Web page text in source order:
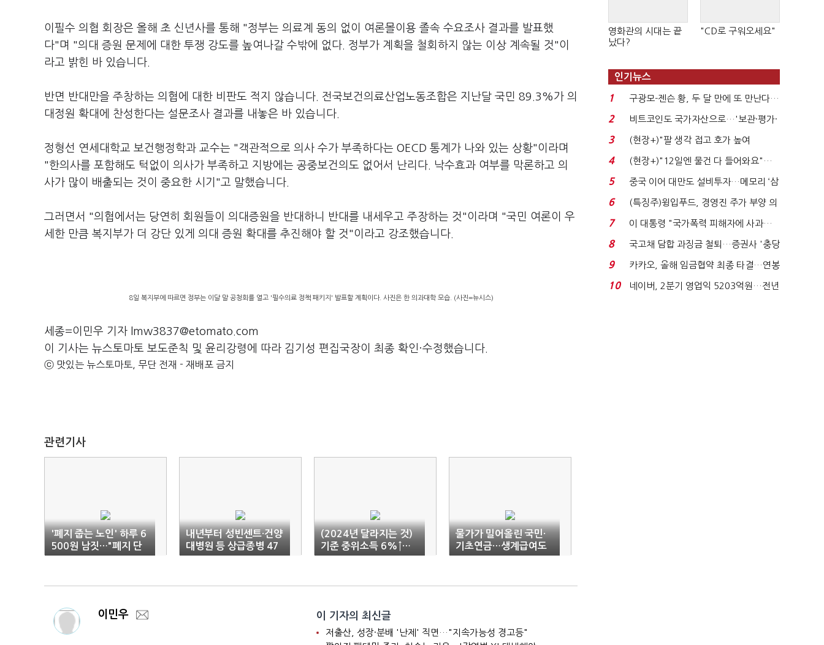
이필수 의협 회장은 올해 초 신년사를 통해 "정부는 의료계 동의 없이 여론몰이용 졸속 수요조사 결과를 발표했
다"며 "의대 증원 문제에 대한 투쟁 강도를 높여나갈 수밖에 없다. 정부가 계획을 철회하지 않는 이상 계속될 것"이
라고 밝힌 바 있습니다.
반면 반대만을 주창하는 의협에 대한 비판도 적지 않습니다. 전국보건의료산업노동조합은 지난달 국민 89.3%가 의
대정원 확대에 찬성한다는 설문조사 결과를 내놓은 바 있습니다.
정형선 연세대학교 보건행정학과 교수는 "객관적으로 의사 수가 부족하다는 OECD 통계가 나와 있는 상황"이라며
"한의사를 포함해도 턱없이 의사가 부족하고 지방에는 공중보건의도 없어서 난리다. 낙수효과 여부를 막론하고 의
사가 많이 배출되는 것이 중요한 시기"고 말했습니다.
그러면서 "의협에서는 당연히 회원들이 의대증원을 반대하니 반대를 내세우고 주장하는 것"이라며 "국민 여론이 우
세한 만큼 복지부가 더 강단 있게 의대 증원 확대를 추진해야 할 것"이라고 강조했습니다.
8일 복지부에 따르면 정부는 이달 말 공청회를 열고 '필수의료 정책 패키지' 발표할 계획이다. 사진은 한 의과대학 모습. (사진=뉴시스)
세종=이민우 기자 lmw3837@etomato.com
이 기사는 뉴스토마토 보도준칙 및 윤리강령에 따라 김기성 편집국장이 최종 확인·수정했습니다.
ⓒ 맛있는 뉴스토마토, 무단 전재 - 재배포 금지
관련기사
'폐지 줍는 노인' 하루 6
500원 남짓…"폐지 단
가 하락 우려해"
내년부터 성빈센트·건양
대병원 등 상급종병 47
곳 지정
(2024년 달라지는 것)
기준 중위소득 6%↑…
출산 시 태아당 100만
물가가 밀어올린 국민·
기초연금…생계급여도
21만원↑
이민우 이 기자의 최신글
저출산, 성장·분배 '난제' 직면…"지속가능성 경고등"
영화관의 시대는 끝
났다?
"CD로 구워오세요"
인기뉴스
1
구광모-젠슨 황, 두 달 만에 또 만난다…
로봇·AI 등 논...
2
비트코인도 국가자산으로…'보관·평가·
처분' 기준은 ...
3
(현장+)"팔 생각 접고 호가 높여
요"…'덜 똘똘한 한 채' 20...
4
(현장+)"12일엔 물건 다 들어와요"…
빈 매대 채우며 문 연 ...
5
중국 이어 대만도 설비투자…메모리 ‘삼
국전쟁’
6
(특징주)윙입푸드, 경영진 주가 부양 의
지에 상한가...
7
이 대통령 "국가폭력 피해자에 사과…
적극적 조사로 진...
8
국고채 담합 과징금 철퇴…증권사 '충당
금 폭탄' 우려...
9
카카오, 올해 임금협약 최종 타결…연봉
6.3% 인상·격려...
10
네이버, 2분기 영업익 5203억원…전년